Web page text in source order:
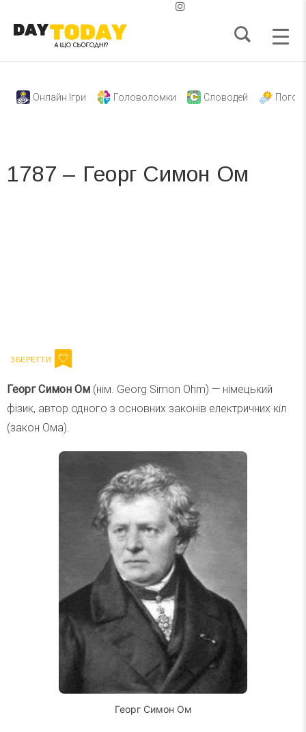
Онлайн Ігри Головоломки Словодей
1787 – Георг Симон Ом
Георг Симон Ом (нім. Georg Simon Ohm) — німецький
фізик, автор одного з основних законів електричних кіл
(закон Ома).
Георг Симон Ом